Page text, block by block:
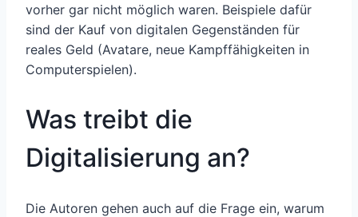
vorher gar nicht möglich waren. Beispiele dafür
sind der Kauf von digitalen Gegenständen für
reales Geld (Avatare, neue Kampffähigkeiten in
Computerspielen).
Was treibt die
Digitalisierung an?
Die Autoren gehen auch auf die Frage ein, warum